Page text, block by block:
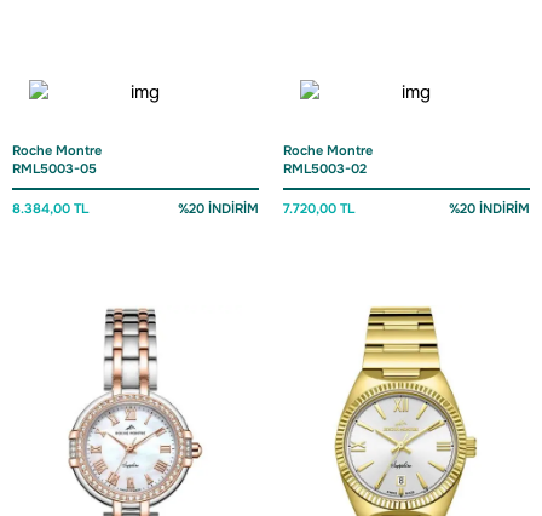
Roche Montre
RML5003-05
8.384,00 TL %20 İNDİRİM
Roche Montre
RML5003-02
7.720,00 TL %20 İNDİRİM